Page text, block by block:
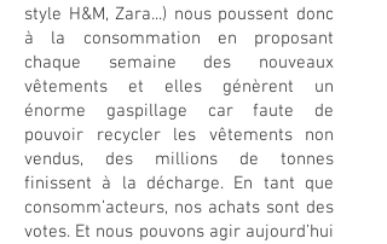
style H&M, Zara...) nous poussent donc
à la consommation en proposant
chaque semaine des nouveaux
vêtements et elles génèrent un
énorme gaspillage car faute de
pouvoir recycler les vêtements non
vendus, des millions de tonnes
finissent à la décharge. En tant que
consomm’acteurs, nos achats sont des
votes. Et nous pouvons agir aujourd’hui